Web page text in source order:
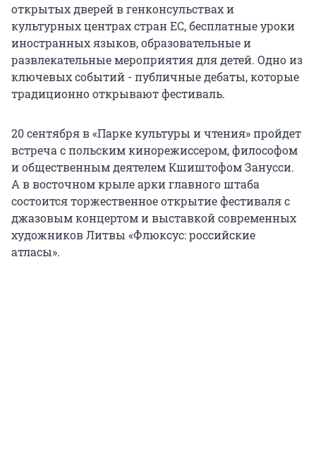
открытых дверей в генконсульствах и
культурных центрах стран ЕС, бесплатные уроки
иностранных языков, образовательные и
развлекательные мероприятия для детей. Одно из
ключевых событий - публичные дебаты, которые
традиционно открывают фестиваль.
20 сентября в «Парке культуры и чтения» пройдет
встреча с польским кинорежиссером, философом
и общественным деятелем Кшиштофом Занусси.
А в восточном крыле арки главного штаба
состоится торжественное открытие фестиваля с
джазовым концертом и выставкой современных
художников Литвы «Флюксус: российские
атласы».